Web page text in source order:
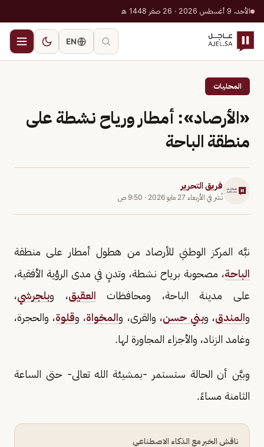
الأحد، 9 أغسطس 2026 · 26 صفر 1448 هـ
EN
المحليات
«الأرصاد»: أمطار ورياح نشطة على
منطقة الباحة
فريق التحرير
نُشر في الأربعاء 27 مايو 2026 · 9:50 ص
نبَّه المركز الوطني للأرصاد من هطول أمطار على منطقة
الباحة، مصحوبة برياح نشطة، وتدنٍ في مدى الرؤية الأفقية،
على مدينة الباحة، ومحافظات العقيق، وبلجرشي،
والمندق، وبني حسن، والقرى، والمخواة، وقلوة، والحجرة،
وغامد الزناد، والأجزاء المجاورة لها.
وبيَّن أن الحالة ستستمر -بمشيئة الله تعالى- حتى الساعة
الثامنة مساءً.
ناقش الخبر مع الذكاء الاصطناعي